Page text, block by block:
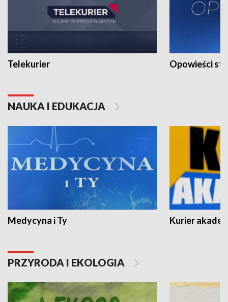
Telekurier Opowieści
NAUKA I EDUKACJA
Medycyna i Ty Kurier
PRZYRODA I EKOLOGIA